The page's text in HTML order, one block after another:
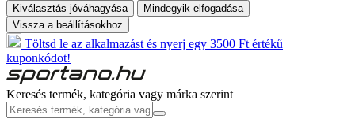
Kiválasztás jóváhagyása
Mindegyik elfogadása
Vissza a beállításokhoz
Töltsd le az alkalmazást és nyerj egy 3500 Ft értékű
kuponkódot!
Keresés termék, kategória vagy márka szerint